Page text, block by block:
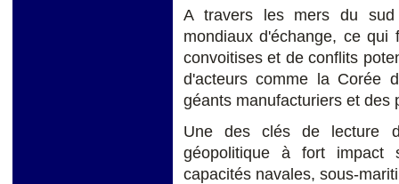
A travers les mers du
mondiaux d'échange, ce
convoitises et de conflits
d'acteurs comme la Corée
géants manufacturiers et des
Une des clés de lecture
géopolitique à fort impact
capacités navales, sous-